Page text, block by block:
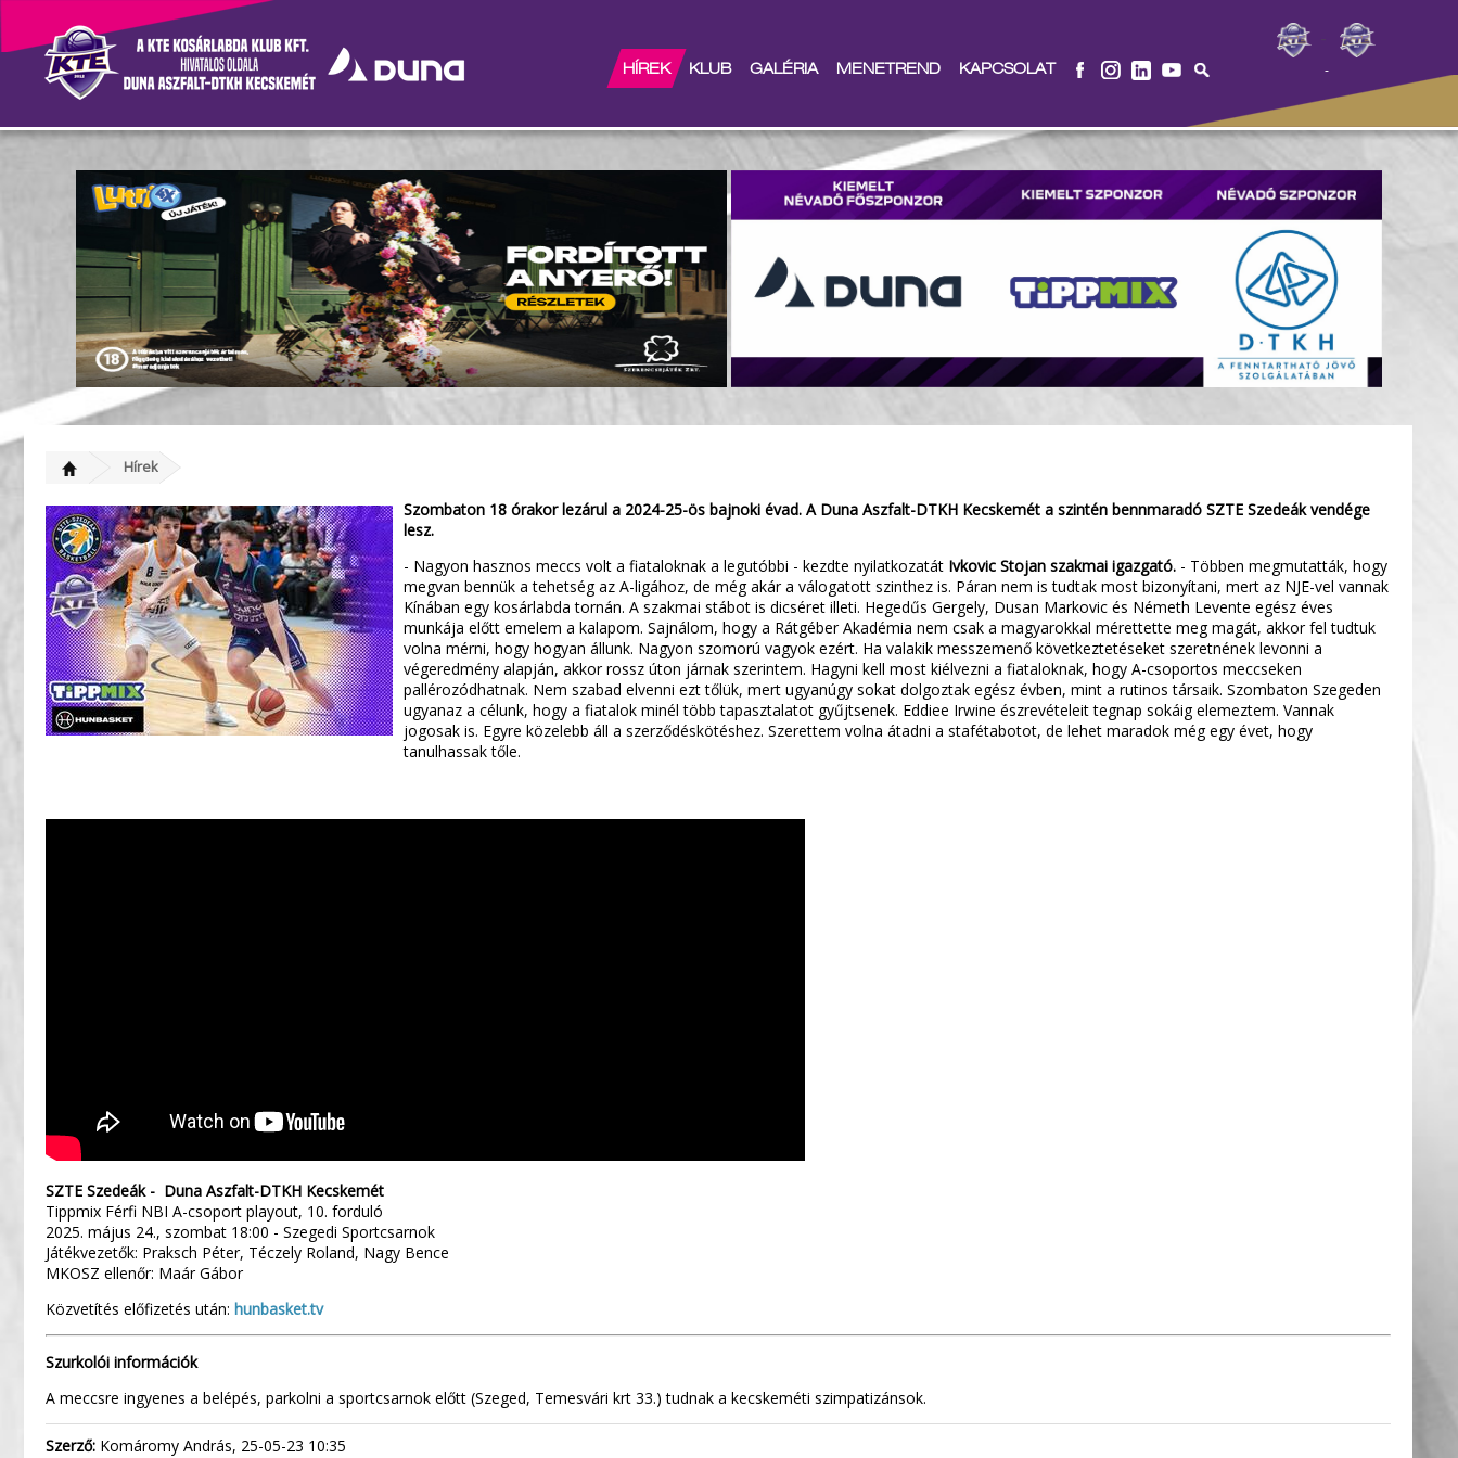
-
HÍREK KLUB GALÉRIA MENETREND KAPCSOLAT
Szombaton Szegeden zárul az évad
Hírek
Szombaton 18 órakor lezárul a 2024-25-ös bajnoki évad. A Duna Aszfalt-DTKH Kecskemét a szintén bennmaradó SZTE Szedeák vendége
lesz.
- Nagyon hasznos meccs volt a fiataloknak a legutóbbi - kezdte nyilatkozatát Ivkovic Stojan szakmai igazgató. - Többen megmutatták, hogy
megvan bennük a tehetség az A-ligához, de még akár a válogatott szinthez is. Páran nem is tudtak most bizonyítani, mert az NJE-vel vannak
Kínában egy kosárlabda tornán. A szakmai stábot is dicséret illeti. Hegedűs Gergely, Dusan Markovic és Németh Levente egész éves
munkája előtt emelem a kalapom. Sajnálom, hogy a Rátgéber Akadémia nem csak a magyarokkal mérettette meg magát, akkor fel tudtuk
volna mérni, hogy hogyan állunk. Nagyon szomorú vagyok ezért. Ha valakik messzemenő következtetéseket szeretnének levonni a
végeredmény alapján, akkor rossz úton járnak szerintem. Hagyni kell most kiélvezni a fiataloknak, hogy A-csoportos meccseken
pallérozódhatnak. Nem szabad elvenni ezt tőlük, mert ugyanúgy sokat dolgoztak egész évben, mint a rutinos társaik. Szombaton Szegeden
ugyanaz a célunk, hogy a fiatalok minél több tapasztalatot gyűjtsenek. Eddiee Irwine észrevételeit tegnap sokáig elemeztem. Vannak
jogosak is. Egyre közelebb áll a szerződéskötéshez. Szerettem volna átadni a stafétabotot, de lehet maradok még egy évet, hogy
tanulhassak tőle.
SZTE Szedeák - Duna Aszfalt-DTKH Kecskemét
Tippmix Férfi NBI A-csoport playout, 10. forduló
2025. május 24., szombat 18:00 - Szegedi Sportcsarnok
Játékvezetők: Praksch Péter, Téczely Roland, Nagy Bence
MKOSZ ellenőr: Maár Gábor
Közvetítés előfizetés után: hunbasket.tv
Szurkolói információk
A meccsre ingyenes a belépés, parkolni a sportcsarnok előtt (Szeged, Temesvári krt 33.) tudnak a kecskeméti szimpatizánsok.
Szerző: Komáromy András, 25-05-23 10:35